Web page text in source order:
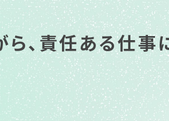
ら、責任ある仕事